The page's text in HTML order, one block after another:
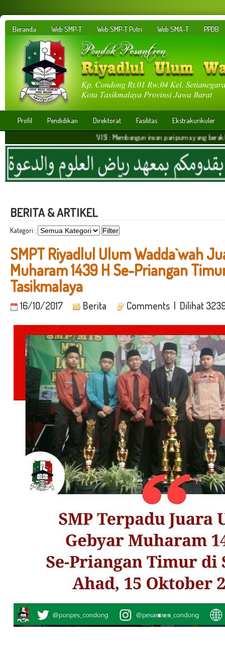
Beranda Web SMP-T Web SMP-T Putri Web SMA-T PPDB
Profil Pendidikan Direktorat Fasilitas
Ekstrakurikuler
VISI : Membangun insan paripurna yang berakhlakul
BERITA & ARTIKEL
Kategori :
SMPT Riyadlul Ulum Wadda`wah
Muharam 1439 H Se-Priangan
Tasikmalaya
16/10/2017 Berita Comments | Dilihat